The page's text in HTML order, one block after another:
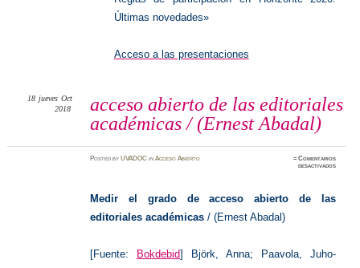
Últimas novedades»
Acceso a las presentaciones
acceso abierto de las editoriales
académicas / (Ernest Abadal)
18 jueves Oct
2018
PostedbyUVADOC inAcceso Abierto ≈Comentarios
desactivadosen
Medir el grado de acceso abierto de las
editoriales académicas/ (Ernest Abadal)
[Fuente: Bokdebid]
Björk, Anna; Paavola, Juho-